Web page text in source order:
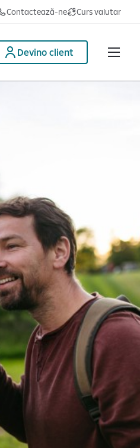
Contactează-ne Curs valutar
Devino client